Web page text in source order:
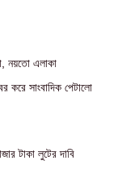
নয়তো এলাকা
করে সাংবাদিক পেটালো
টাকা লুটের দাবি